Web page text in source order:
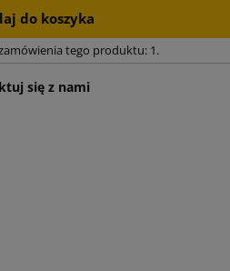
do koszyka
tego produktu: 1.
się z nami